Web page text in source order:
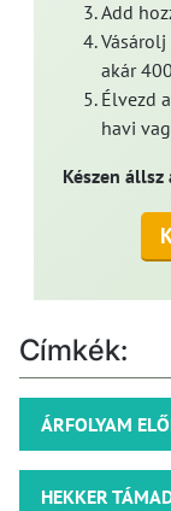
Add
akár
Élvezd
havi
Készen
Címkék:
ÁRFOLYAM
HEKKER